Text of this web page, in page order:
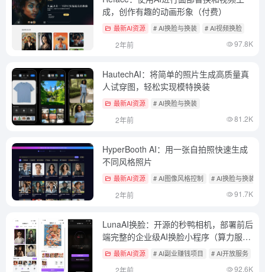
成，创作有趣的动画形象（付费）
最新AI资源 # AI换脸与换装 # AI视频换脸
2年前 97.8K
HautechAI：将简单的照片生成高质量真
人试穿图，轻松实现模特换装
最新AI资源 # AI换脸与换装
2年前 81.2K
HyperBooth AI：用一张自拍照快速生成
不同风格照片
最新AI资源 # AI图像风格控制 # AI换脸与换装
2年前 91.7K
LunaAI换脸：开源的秒鸭相机，部署前后
端完整的企业级AI换脸小程序（算力服务
付费，可二开）
最新AI资源 # AI副业赚钱项目 # AI开放服务
92.6K